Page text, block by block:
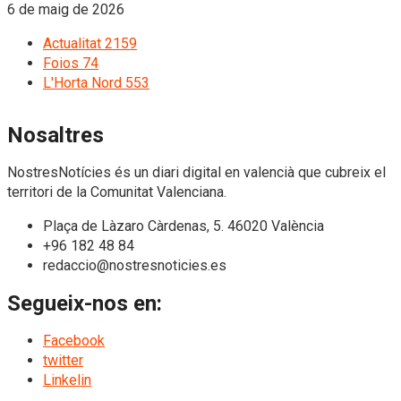
6 de maig de 2026
Actualitat 2159
Foios 74
L'Horta Nord 553
Nosaltres
NostresNotícies és un diari digital en valencià que cubreix el
territori de la Comunitat Valenciana.
Plaça de Làzaro Càrdenas, 5. 46020 València
+96 182 48 84
redaccio@nostresnoticies.es
Segueix-nos en:
Facebook
twitter
Linkelin